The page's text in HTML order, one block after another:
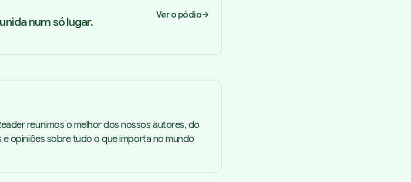
num só lugar. Ver o pódio
reunimos o melhor dos nossos autores, do
opiniões sobre tudo o que importa no mundo